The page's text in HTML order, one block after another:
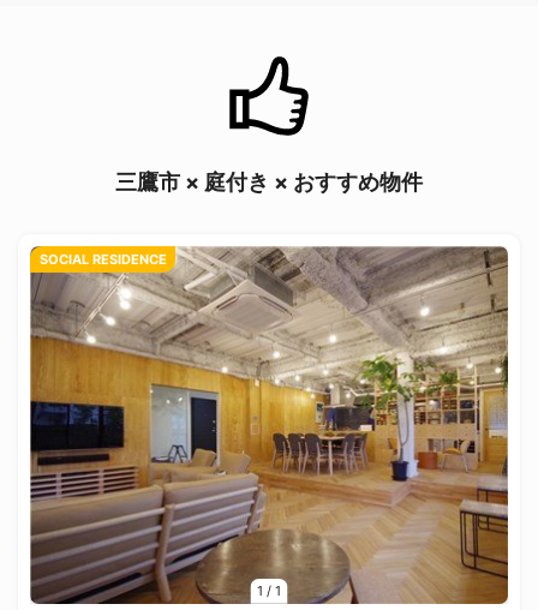
三鷹市 × 庭付き × おすすめ物件
1 / 1
SOCIAL RESIDENCE